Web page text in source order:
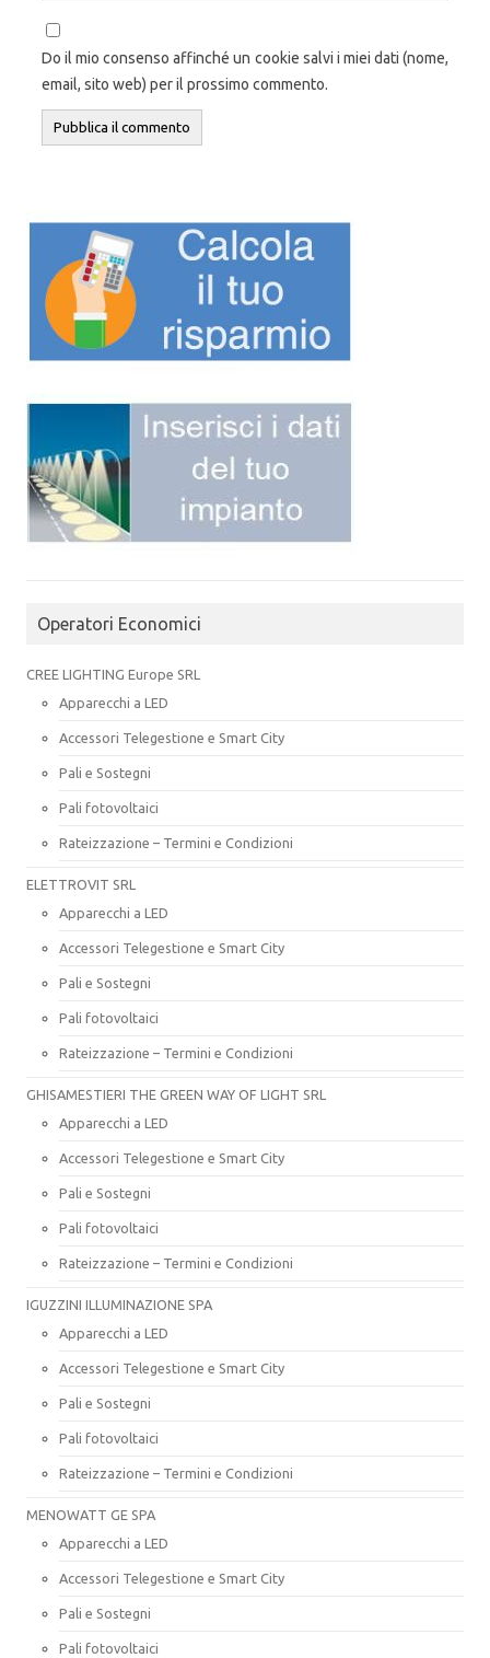
Do il mio consenso affinché un cookie salvi i miei dati (nome,
email, sito web) per il prossimo commento.
Operatori Economici
CREE LIGHTING Europe SRL
Apparecchi a LED
Accessori Telegestione e Smart City
Pali e Sostegni
Pali fotovoltaici
Rateizzazione – Termini e Condizioni
ELETTROVIT SRL
Apparecchi a LED
Accessori Telegestione e Smart City
Pali e Sostegni
Pali fotovoltaici
Rateizzazione – Termini e Condizioni
GHISAMESTIERI THE GREEN WAY OF LIGHT SRL
Apparecchi a LED
Accessori Telegestione e Smart City
Pali e Sostegni
Pali fotovoltaici
Rateizzazione – Termini e Condizioni
IGUZZINI ILLUMINAZIONE SPA
Apparecchi a LED
Accessori Telegestione e Smart City
Pali e Sostegni
Pali fotovoltaici
Rateizzazione – Termini e Condizioni
MENOWATT GE SPA
Apparecchi a LED
Accessori Telegestione e Smart City
Pali e Sostegni
Pali fotovoltaici